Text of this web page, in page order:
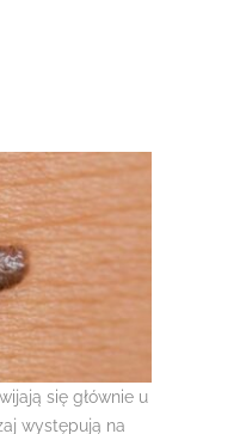
się głównie u
występują na